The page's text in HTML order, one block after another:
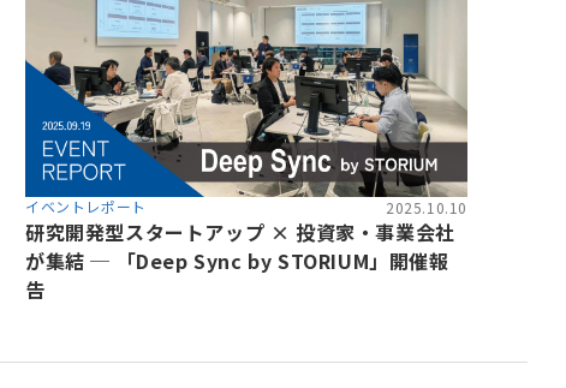
イベントレポート 2025.10.10
研究開発型スタートアップ × 投資家・事業会社
が集結 ─ 「Deep Sync by STORIUM」開催報
告